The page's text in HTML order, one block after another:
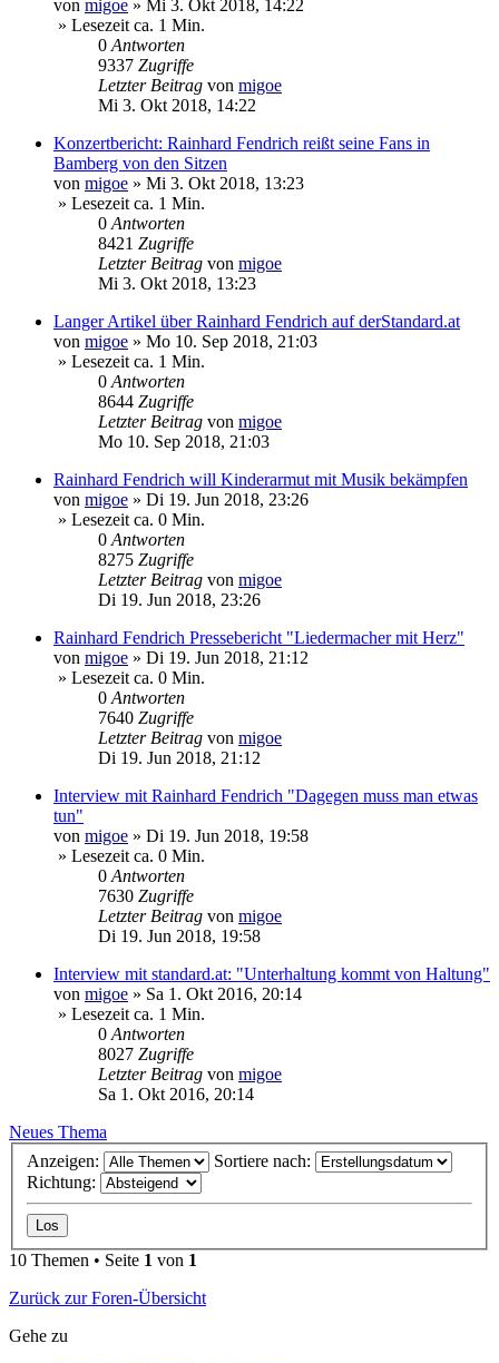
von migoe » Mi 3. Okt 2018, 14:22
» Lesezeit ca. 1 Min.
0Antworten
9337 Zugriffe
Letzter Beitrag von migoe
Mi 3. Okt 2018, 14:22
Konzertbericht: Rainhard Fendrich reißt seine Fans in
Bamberg von den Sitzen
von migoe » Mi 3. Okt 2018, 13:23
» Lesezeit ca. 1 Min.
0Antworten
8421 Zugriffe
Letzter Beitrag von migoe
Mi 3. Okt 2018, 13:23
Langer Artikel über Rainhard Fendrich auf derStandard.at
von migoe » Mo 10. Sep 2018, 21:03
» Lesezeit ca. 1 Min.
0Antworten
8644 Zugriffe
Letzter Beitrag von migoe
Mo 10. Sep 2018, 21:03
Rainhard Fendrich will Kinderarmut mit Musik bekämpfen
von migoe » Di 19. Jun 2018, 23:26
» Lesezeit ca. 0 Min.
0Antworten
8275 Zugriffe
Letzter Beitrag von migoe
Di 19. Jun 2018, 23:26
Rainhard Fendrich Pressebericht "Liedermacher mit Herz"
von migoe » Di 19. Jun 2018, 21:12
» Lesezeit ca. 0 Min.
0Antworten
7640 Zugriffe
Letzter Beitrag von migoe
Di 19. Jun 2018, 21:12
Interview mit Rainhard Fendrich "Dagegen muss man etwas
tun"
von migoe » Di 19. Jun 2018, 19:58
» Lesezeit ca. 0 Min.
0Antworten
7630 Zugriffe
Letzter Beitrag von migoe
Di 19. Jun 2018, 19:58
Interview mit standard.at: "Unterhaltung kommt von Haltung"
von migoe » Sa 1. Okt 2016, 20:14
» Lesezeit ca. 1 Min.
0Antworten
8027 Zugriffe
Letzter Beitrag von migoe
Sa 1. Okt 2016, 20:14
Neues Thema
Anzeigen:
Sortiere nach:
Richtung:
10 Themen • Seite 1 von 1
Zurück zur Foren-Übersicht
Gehe zu